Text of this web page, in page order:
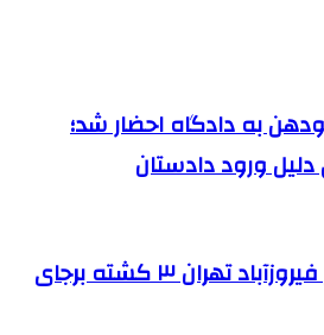
به دادگاه احضار شد؛
ورود دادستان
تصادف مرگبار در فیروزآباد تهران ۳ کشته برجای